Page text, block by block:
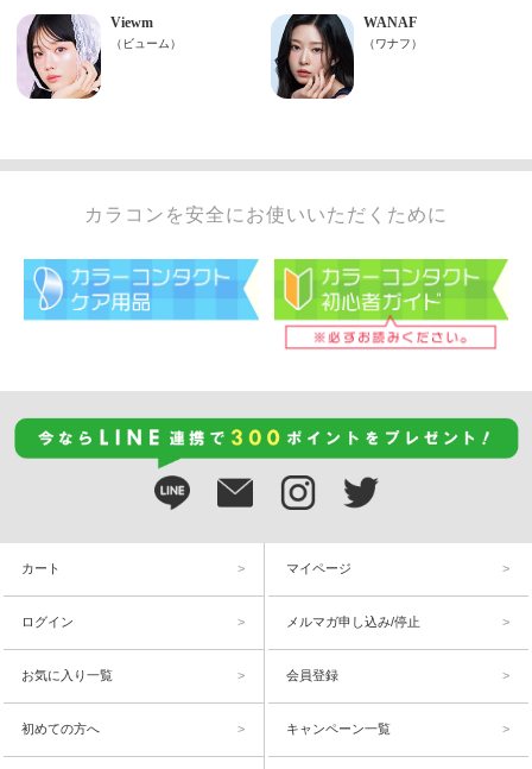
カラコンを安全にお使いいただくために
カート マイページ
ログイン メルマガ申し込み/停止
お気に入り一覧 会員登録
初めての方へ キャンペーン一覧